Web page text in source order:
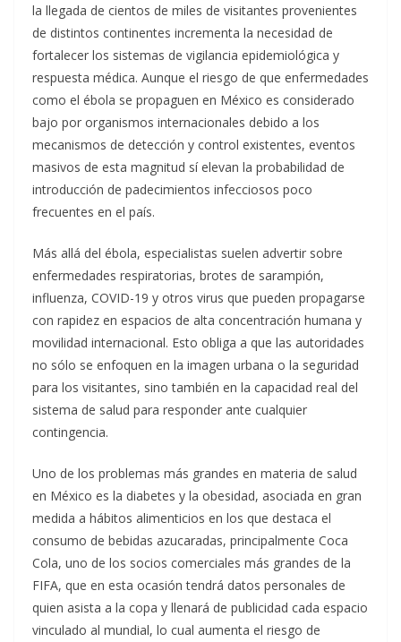
la llegada de cientos de miles de visitantes provenientes
de distintos continentes incrementa la necesidad de
fortalecer los sistemas de vigilancia epidemiológica y
respuesta médica. Aunque el riesgo de que enfermedades
como el ébola se propaguen en México es considerado
bajo por organismos internacionales debido a los
mecanismos de detección y control existentes, eventos
masivos de esta magnitud sí elevan la probabilidad de
introducción de padecimientos infecciosos poco
frecuentes en el país.
Más allá del ébola, especialistas suelen advertir sobre
enfermedades respiratorias, brotes de sarampión,
influenza, COVID-19 y otros virus que pueden propagarse
con rapidez en espacios de alta concentración humana y
movilidad internacional. Esto obliga a que las autoridades
no sólo se enfoquen en la imagen urbana o la seguridad
para los visitantes, sino también en la capacidad real del
sistema de salud para responder ante cualquier
contingencia.
Uno de los problemas más grandes en materia de salud
en México es la diabetes y la obesidad, asociada en gran
medida a hábitos alimenticios en los que destaca el
consumo de bebidas azucaradas, principalmente Coca
Cola, uno de los socios comerciales más grandes de la
FIFA, que en esta ocasión tendrá datos personales de
quien asista a la copa y llenará de publicidad cada espacio
vinculado al mundial, lo cual aumenta el riesgo de